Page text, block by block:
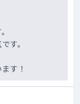
す。
す！